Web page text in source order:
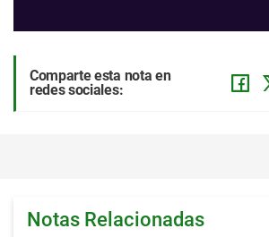
Comparte esta nota en
redes sociales:
Notas Relacionadas